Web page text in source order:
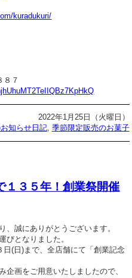
kuradukuri/
８７
2022年1月25日（火曜日）
知らせ日記, 季節限定販売のお菓子
１３５年！創業祭開催
、誠にありがとうございます。
びとなりました。
日(日)まで、全店舗にて「創業記念
企画をご用意いたしましたので、